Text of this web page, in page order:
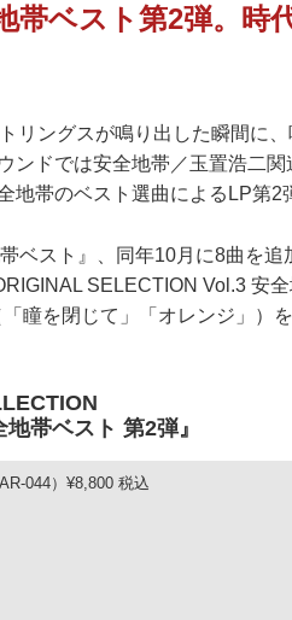
帯ベスト第2弾。時
ングスが鳴り出した瞬間に
ンドでは安全地帯／玉置浩二関
帯のベスト選曲によるLP第2
ベスト』、同年10月に8曲を追
SELECTION Vol.3 安
瞳を閉じて」「オレンジ」）
帯ベスト 第2弾』
044）¥8,800 税込